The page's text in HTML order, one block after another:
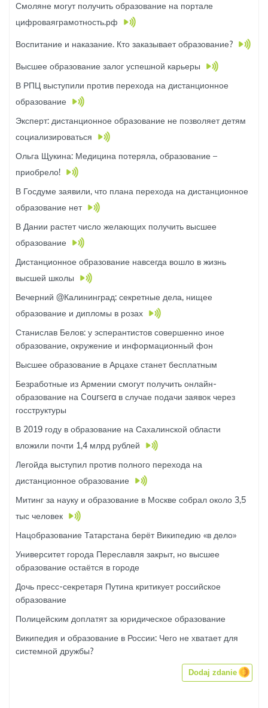
Смоляне могут получить образование на портале
цифроваяграмотность.рф
Воспитание и наказание. Кто заказывает образование?
Высшее образование залог успешной карьеры
В РПЦ выступили против перехода на дистанционное
образование
Эксперт: дистанционное образование не позволяет детям
социализироваться
Ольга Щукина: Медицина потеряла, образование –
приобрело!
В Госдуме заявили, что плана перехода на дистанционное
образование нет
В Дании растет число желающих получить высшее
образование
Дистанционное образование навсегда вошло в жизнь
высшей школы
Вечерний @Калининград: секретные дела, нищее
образование и дипломы в розах
Станислав Белов: у эсперантистов совершенно иное
образование, окружение и информационный фон
Высшее образование в Арцахе станет бесплатным
Безработные из Армении смогут получить онлайн-
образование на Coursera в случае подачи заявок через
госструктуры
В 2019 году в образование на Сахалинской области
вложили почти 1,4 млрд рублей
Легойда выступил против полного перехода на
дистанционное образование
Митинг за науку и образование в Москве собрал около 3,5
тыс человек
Нацобразование Татарстана берёт Википедию «в дело»
Университет города Переславля закрыт, но высшее
образование остаётся в городе
Дочь пресс-секретаря Путина критикует российское
образование
Полицейским доплатят за юридическое образование
Википедия и образование в России: Чего не хватает для
системной дружбы?
Dodaj zdanie